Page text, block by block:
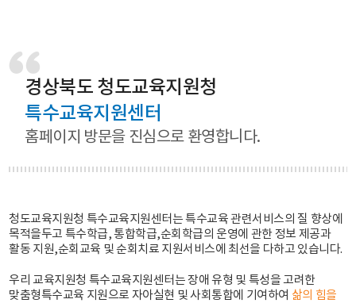
경상북도 청도교육지원청
특수교육지원센터
홈페이지 방문을 진심으로 환영합니다.
청도교육지원청 특수교육지원센터는 특수교육 관련서비스의 질 향상에
목적을두고 특수학급, 통합학급,순회학급의 운영에 관한 정보 제공과
활동 지원,순회교육 및 순회치료 지원서비스에 최선을 다하고 있습니다.
우리 교육지원청 특수교육지원센터는 장애 유형 및 특성을 고려한
맞춤형특수교육 지원으로 자아실현 및 사회통합에 기여하여 삶의 힘을